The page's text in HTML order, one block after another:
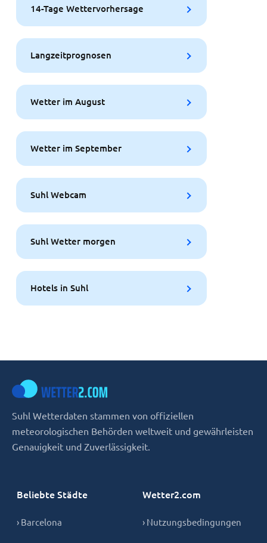
14-Tage Wettervorhersage
Langzeitprognosen
Wetter im August
Wetter im September
Suhl Webcam
Suhl Wetter morgen
Hotels in Suhl
Suhl Wetterdaten stammen von offiziellen
meteorologischen Behörden weltweit und gewährleisten
Genauigkeit und Zuverlässigkeit.
Beliebte Städte
› Barcelona
Wetter2.com
› Nutzungsbedingungen